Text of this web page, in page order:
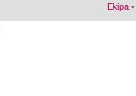
Ekipa •